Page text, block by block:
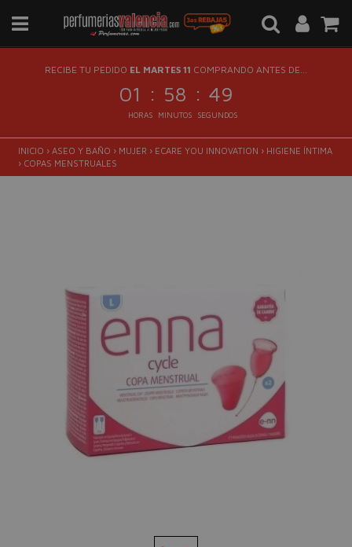
RECIBE TU PEDIDO EL MARTES 11 COMPRANDO ANTES DE...
01 : 58 : 48
HORAS MINUTOS SEGUNDOS
INICIO › ASEO Y BAÑO › MUJER › ECARE YOU INNOVATION › HIGIENE ÍNTIMA
› COPAS MENSTRUALES